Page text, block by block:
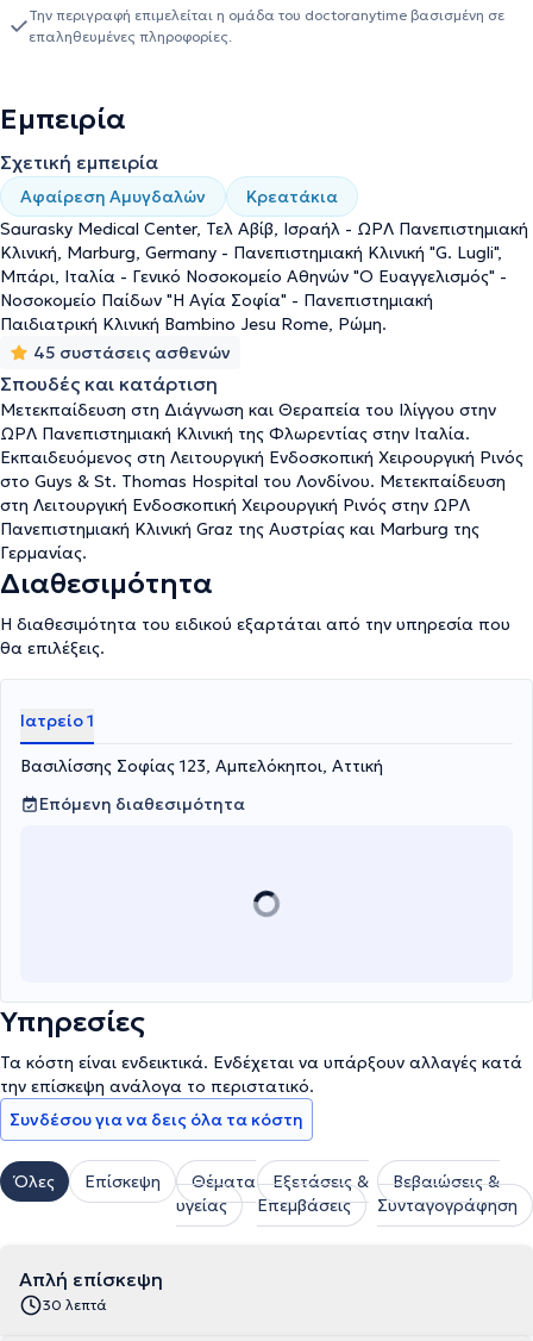
Νοσοκομείου Παίδων "Η Αγία Σοφία" και τέως Επιμελητής στην
ΩΡΛ Κλινική του Γενικού Νοσοκομείου Αθηνών "Ο Ευαγγελισμός".
γνωστά νοσοκομεία της Περιφέρειας Αττικής, όπως το
Metropolitan, το Ιατρικό Κέντρο Φαλήρου - Αμαρουσίου και
Ψυχικού, τον Όμιλο Υγεία, το "Μητέρα", την Αθηναϊκή Κλινική και
την Ευρωκλινική. Στην επαγγελματική του πορεία, έχει αναλάβει
μεγάλο αριθμό παιδιών για χειρουργική αντιμετώπιση ροχαλητού
και υπνικής άπνοιας και για παρακολούθηση και έλεγχο παδιών
για βαρηκοΐα. Στο σύγχρονο και άρτια εξοπλισμένο ιατρείο του,
παρέχονται όλες οι απαραίτητες εξετάσεις, μεταξύ άλλων
πλήρης ακοολογικός έλεγχος, ενδοσκοπικός έλεγχος,
τυμπανόγραμμα, ακουόγραμμα και καθαρισμός αυτιών. Τέλος, ο
ιατρός, έχει λάβει μέρος σε πολυάριθμα συνέδρια, ελληνικά και
διεθνή, και ως ομιλητής, διατηρώντας τη διαρκή ενημέρωση και
την καλύτερη κατάρτισή του στον τομέα της εξειδίκευσής του.
Την περιγραφή επιμελείται η ομάδα του doctoranytime βασισμένη σε
επαληθευμένες πληροφορίες.
Εμπειρία
Σχετική εμπειρία
Αφαίρεση Αμυγδαλών
Κρεατάκια
Saurasky Medical Center, Τελ Αβίβ, Ισραήλ - ΩΡΛ Πανεπιστημιακή
Κλινική, Marburg, Germany - Πανεπιστημιακή Κλινική "G. Lugli",
Μπάρι, Ιταλία - Γενικό Νοσοκομείο Αθηνών "Ο Ευαγγελισμός" -
Νοσοκομείο Παίδων "Η Αγία Σοφία" - Πανεπιστημιακή
Παιδιατρική Κλινική Bambino Jesu Rome, Ρώμη.
45 συστάσεις ασθενών
Σπουδές και κατάρτιση
Μετεκπαίδευση στη Διάγνωση και Θεραπεία του Ιλίγγου στην
ΩΡΛ Πανεπιστημιακή Κλινική της Φλωρεντίας στην Ιταλία.
Εκπαιδευόμενος στη Λειτουργική Ενδοσκοπική Χειρουργική Ρινός
στο Guys & St. Thomas Hospital του Λονδίνου. Μετεκπαίδευση
στη Λειτουργική Ενδοσκοπική Χειρουργική Ρινός στην ΩΡΛ
Πανεπιστημιακή Κλινική Graz της Αυστρίας και Marburg της
Γερμανίας.
Διαθεσιμότητα
Η διαθεσιμότητα του ειδικού εξαρτάται από την υπηρεσία που
θα επιλέξεις.
Ιατρείο 1
Βασιλίσσης Σοφίας 123, Αμπελόκηποι, Αττική
Επόμενη διαθεσιμότητα
Υπηρεσίες
Τα κόστη είναι ενδεικτικά. Ενδέχεται να υπάρξουν αλλαγές κατά
την επίσκεψη ανάλογα το περιστατικό.
Συνδέσου για να δεις όλα τα κόστη
Όλες Επίσκεψη
Θέματα
υγείας
Εξετάσεις &
Επεμβάσεις
Βεβαιώσεις &
Συνταγογράφηση
Απλή επίσκεψη
30 λεπτά